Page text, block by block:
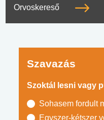
Orvoskereső
Szavazás
Szoktál lesni vagy
Sohasem fordult
Egyszer-kétszer